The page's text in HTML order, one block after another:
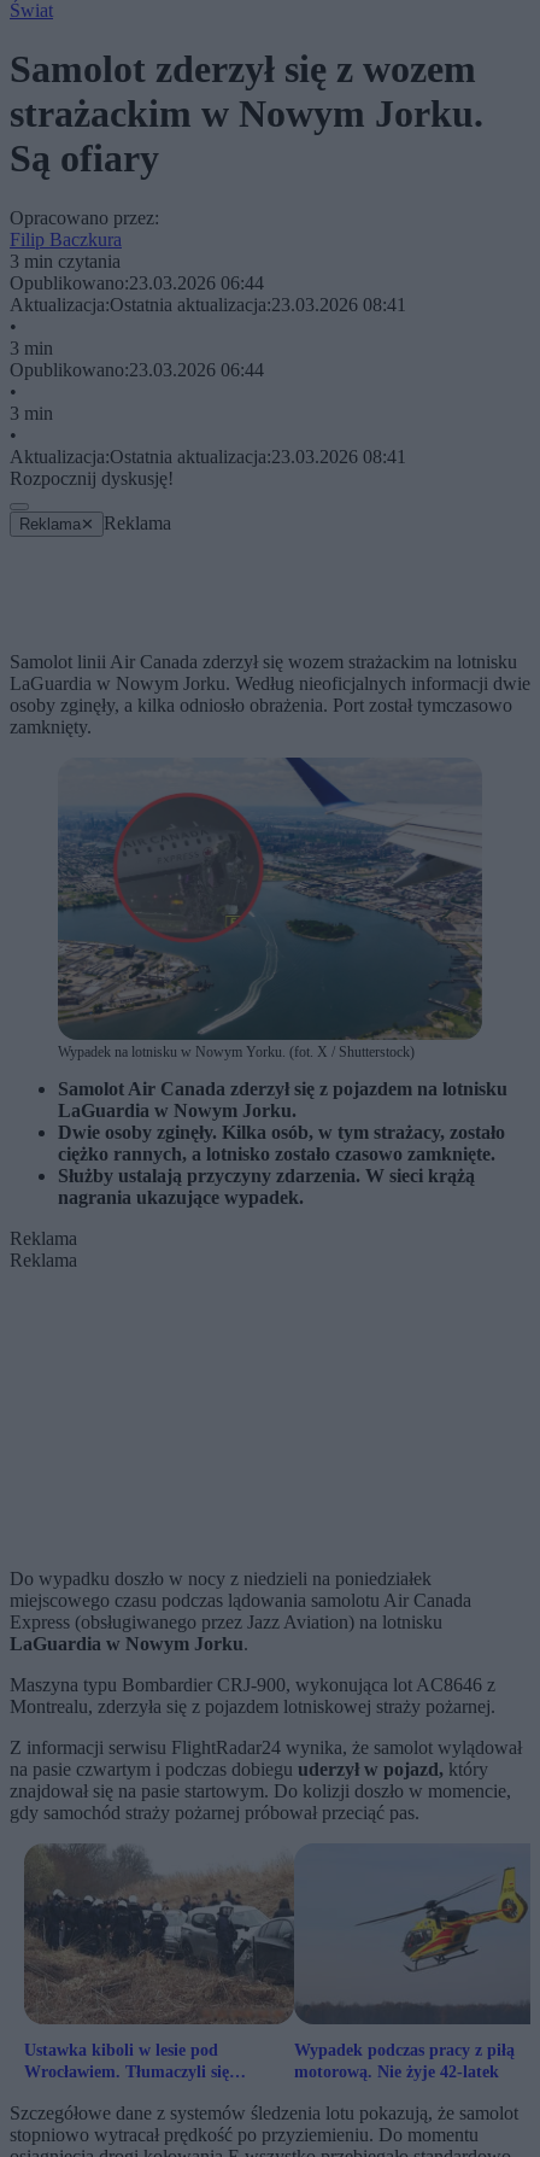
Świat
Samolot zderzył się z wozem
strażackim w Nowym Jorku.
Są ofiary
Opracowano przez:
Filip Baczkura
3 min czytania
Opublikowano:23.03.2026 06:44
Aktualizacja:Ostatnia aktualizacja:23.03.2026 08:41
•
3 min
Opublikowano:23.03.2026 06:44
•
3 min
•
Aktualizacja:Ostatnia aktualizacja:23.03.2026 08:41
Rozpocznij dyskusję!
Reklama ✕ Reklama
Samolot linii Air Canada zderzył się wozem strażackim na lotnisku
LaGuardia w Nowym Jorku. Według nieoficjalnych informacji dwie
osoby zginęły, a kilka odniosło obrażenia. Port został tymczasowo
zamknięty.
Wypadek na lotnisku w Nowym Yorku. (fot. X / Shutterstock)
Samolot Air Canada zderzył się z pojazdem na lotnisku
LaGuardia w Nowym Jorku.
Dwie osoby zginęły. Kilka osób, w tym strażacy, zostało
ciężko rannych, a lotnisko zostało czasowo zamknięte.
Służby ustalają przyczyny zdarzenia. W sieci krążą
nagrania ukazujące wypadek.
Reklama
Reklama
Do wypadku doszło w nocy z niedzieli na poniedziałek
miejscowego czasu podczas lądowania samolotu Air Canada
Express (obsługiwanego przez Jazz Aviation) na lotnisku
LaGuardia w Nowym Jorku.
Maszyna typu Bombardier CRJ-900, wykonująca lot AC8646 z
Montrealu, zderzyła się z pojazdem lotniskowej straży pożarnej.
Z informacji serwisu FlightRadar24 wynika, że samolot wylądował
na pasie czwartym i podczas dobiegu uderzył w pojazd, który
znajdował się na pasie startowym. Do kolizji doszło w momencie,
gdy samochód straży pożarnej próbował przeciąć pas.
Ustawka kiboli w lesie pod
Wrocławiem. Tłumaczyli się
Wypadek podczas pracy z piłą
motorową. Nie żyje 42-latek
Szczegółowe dane z systemów śledzenia lotu pokazują, że samolot
stopniowo wytracał prędkość po przyziemieniu. Do momentu